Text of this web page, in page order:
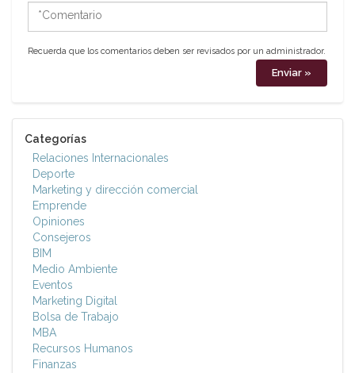
*Comentario
Recuerda que los comentarios deben ser revisados por un administrador.
Categorías
Relaciones Internacionales
Deporte
Marketing y dirección comercial
Emprende
Opiniones
Consejeros
BIM
Medio Ambiente
Eventos
Marketing Digital
Bolsa de Trabajo
MBA
Recursos Humanos
Finanzas